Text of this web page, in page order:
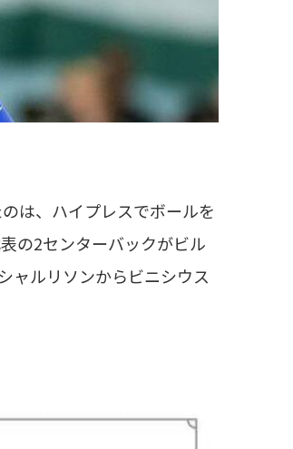
は、ハイプレスでボールを
の2センターバックがビル
ャルリソンからビニシウス